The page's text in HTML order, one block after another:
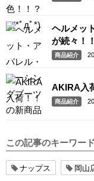
ヘルメッ
が続々！
商品紹介
AKIRA入
商品紹介
この記事のキーワード
ナップス 岡山